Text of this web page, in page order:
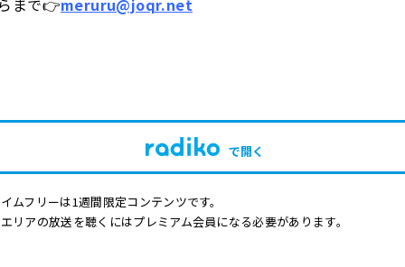
で開く
ムフリーは1週間限定コンテンツです。
リアの放送を聴くにはプレミアム会員になる必要があります。